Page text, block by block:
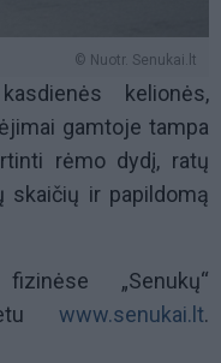
© Nuotr. Senukai.lt
kelionės,
gamtoje tampa
rėmo dydį, ratų
skaičių ir papildomą
„Senukų“
www.senukai.lt.